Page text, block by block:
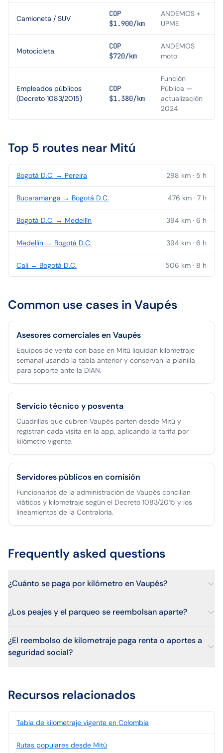
Camioneta / SUV
COP
$1.900/km
ANDEMOS +
UPME
Motocicleta
COP
$720/km
ANDEMOS
moto
Empleados públicos
(Decreto 1083/2015)
COP
$1.380/km
Función
Pública —
actualización
2024
Top 5 routes near Mitú
Bogotá D.C. → Pereira 298 km · 5 h
Bucaramanga → Bogotá D.C. 476 km · 7 h
Bogotá D.C. → Medellín 394 km · 6 h
Medellín → Bogotá D.C. 394 km · 6 h
Cali → Bogotá D.C. 506 km · 8 h
Common use cases in Vaupés
Asesores comerciales en Vaupés
Equipos de venta con base en Mitú liquidan kilometraje
semanal usando la tabla anterior y conservan la planilla
para soporte ante la DIAN.
Servicio técnico y posventa
Cuadrillas que cubren Vaupés parten desde Mitú y
registran cada visita en la app, aplicando la tarifa por
kilómetro vigente.
Servidores públicos en comisión
Funcionarios de la administración de Vaupés concilian
viáticos y kilometraje según el Decreto 1083/2015 y los
lineamientos de la Contraloría.
Frequently asked questions
¿Cuánto se paga por kilómetro en Vaupés?
¿Los peajes y el parqueo se reembolsan aparte?
¿El reembolso de kilometraje paga renta o aportes a
seguridad social?
Recursos relacionados
Tabla de kilometraje vigente en Colombia
Rutas populares desde Mitú